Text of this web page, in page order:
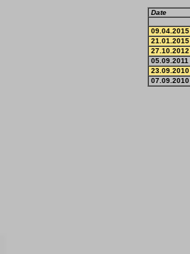
Date
09.04.2015
21.01.2015
27.10.2012
05.09.2011
23.09.2010
07.09.2010